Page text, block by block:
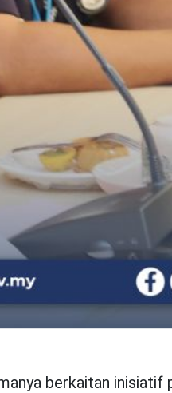
berkaitan inisiatif